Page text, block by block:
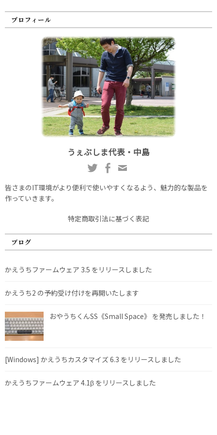
プロフィール
うぇぶしま代表・中島
皆さまのIT環境がより便利で使いやすくなるよう、魅力的な製品を
作っていきます。
特定商取引法に基づく表記
ブログ
かえうちファームウェア 3.5 をリリースしました
かえうち2 の予約受け付けを再開いたします
おやうちくんSS《Small Space》 を発売しました！
[Windows] かえうちカスタマイズ 6.3 をリリースしました
かえうちファームウェア 4.1β をリリースしました